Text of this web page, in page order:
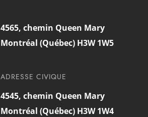
4565, chemin Queen Mary
Montréal (Québec) H3W 1W5
ADRESSE CIVIQUE
4545, chemin Queen Mary
Montréal (Québec) H3W 1W4